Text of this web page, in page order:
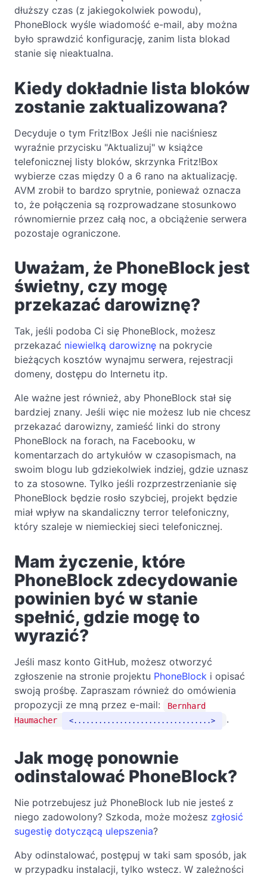
dłuższy czas (z jakiegokolwiek powodu),
PhoneBlock wyśle wiadomość e-mail, aby można
było sprawdzić konfigurację, zanim lista blokad
stanie się nieaktualna.
Kiedy dokładnie lista bloków
zostanie zaktualizowana?
Decyduje o tym Fritz!Box Jeśli nie naciśniesz
wyraźnie przycisku "Aktualizuj" w książce
telefonicznej listy bloków, skrzynka Fritz!Box
wybierze czas między 0 a 6 rano na aktualizację.
AVM zrobił to bardzo sprytnie, ponieważ oznacza
to, że połączenia są rozprowadzane stosunkowo
równomiernie przez całą noc, a obciążenie serwera
pozostaje ograniczone.
Uważam, że PhoneBlock jest
świetny, czy mogę
przekazać darowiznę?
Tak, jeśli podoba Ci się PhoneBlock, możesz
przekazać niewielką darowiznę na pokrycie
bieżących kosztów wynajmu serwera, rejestracji
domeny, dostępu do Internetu itp.
Ale ważne jest również, aby PhoneBlock stał się
bardziej znany. Jeśli więc nie możesz lub nie chcesz
przekazać darowizny, zamieść linki do strony
PhoneBlock na forach, na Facebooku, w
komentarzach do artykułów w czasopismach, na
swoim blogu lub gdziekolwiek indziej, gdzie uznasz
to za stosowne. Tylko jeśli rozprzestrzenianie się
PhoneBlock będzie rosło szybciej, projekt będzie
miał wpływ na skandaliczny terror telefoniczny,
który szaleje w niemieckiej sieci telefonicznej.
Mam życzenie, które
PhoneBlock zdecydowanie
powinien być w stanie
spełnić, gdzie mogę to
wyrazić?
Jeśli masz konto GitHub, możesz otworzyć
zgłoszenie na stronie projektu PhoneBlock i opisać
swoją prośbę. Zapraszam również do omówienia
propozycji ze mną przez e-mail:
Bernhard
Haumacher
................................. .
Jak mogę ponownie
odinstalować PhoneBlock?
Nie potrzebujesz już PhoneBlock lub nie jesteś z
niego zadowolony? Szkoda, może możesz zgłosić
sugestię dotyczącą ulepszenia?
Aby odinstalować, postępuj w taki sam sposób, jak
w przypadku instalacji, tylko wstecz. W zależności